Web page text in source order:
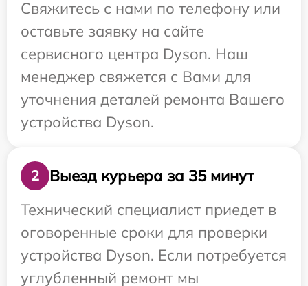
Свяжитесь с нами по телефону или
оставьте заявку на сайте
сервисного центра Dyson. Наш
менеджер свяжется с Вами для
уточнения деталей ремонта Вашего
устройства Dyson.
2
Выезд курьера за 35 минут
Технический специалист приедет в
оговоренные сроки для проверки
устройства Dyson. Если потребуется
углубленный ремонт мы